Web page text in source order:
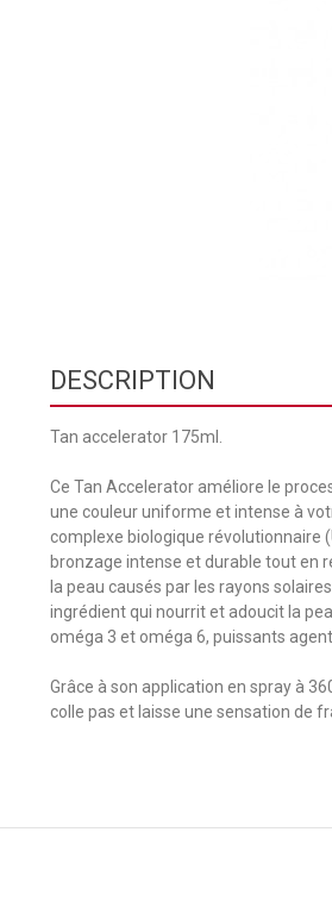
DESCRIPTION
Tan accelerator 175ml.
Ce Tan Accelerator améliore le
une couleur uniforme et intense à
complexe biologique révolutionnaire
bronzage intense et durable tout en
la peau causés par les rayons
ingrédient qui nourrit et adoucit la
oméga 3 et oméga 6, puissants
Grâce à son application en spray à
colle pas et laisse une sensation de